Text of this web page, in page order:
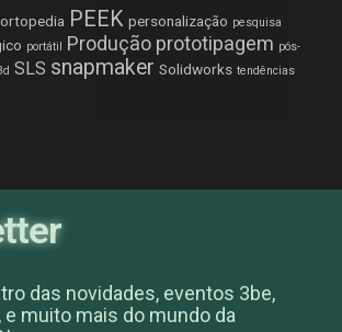
ortopedia PEEK personalização pesquisa
portátil Produção prototipagem pós-
SLS snapmaker Solidworks tendências
das novidades, eventos 3be,
e muito mais do mundo da